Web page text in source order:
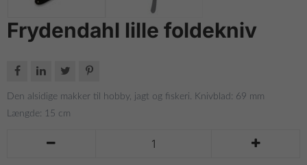
Frydendahl lille foldekniv
   
Den alsidige makker til hobby, jagt og fiskeri. Knivblad: 69 mm
Længde: 15 cm
 